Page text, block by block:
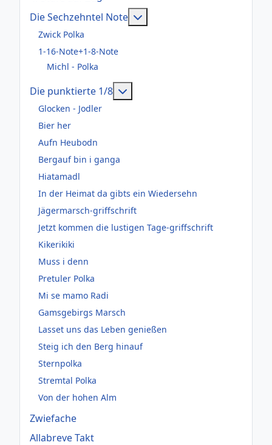
Die Sechzehntel Note
Zwick Polka
1-16-Note+1-8-Note
Michl - Polka
Die punktierte 1/8
Glocken - Jodler
Bier her
Aufn Heubodn
Bergauf bin i ganga
Hiatamadl
In der Heimat da gibts ein Wiedersehn
Jägermarsch-griffschrift
Jetzt kommen die lustigen Tage-griffschrift
Kikerikiki
Muss i denn
Pretuler Polka
Mi se mamo Radi
Gamsgebirgs Marsch
Lasset uns das Leben genießen
Steig ich den Berg hinauf
Sternpolka
Stremtal Polka
Von der hohen Alm
Zwiefache
Allabreve Takt